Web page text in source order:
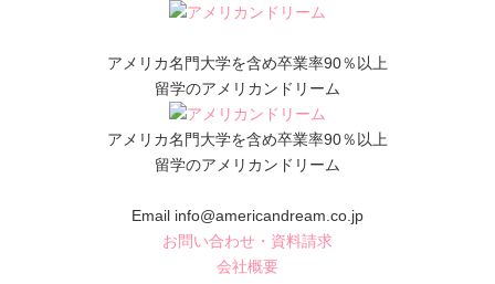
アメリカ名門大学を含め卒業率90％以上
留学のアメリカンドリーム
アメリカ名門大学を含め卒業率90％以上
留学のアメリカンドリーム
Email info@americandream.co.jp
お問い合わせ・資料請求
会社概要